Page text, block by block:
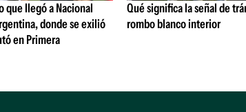
que llegó a Nacional
donde se exilió
en Primera
Qué significa la señal de
rombo blanco interior